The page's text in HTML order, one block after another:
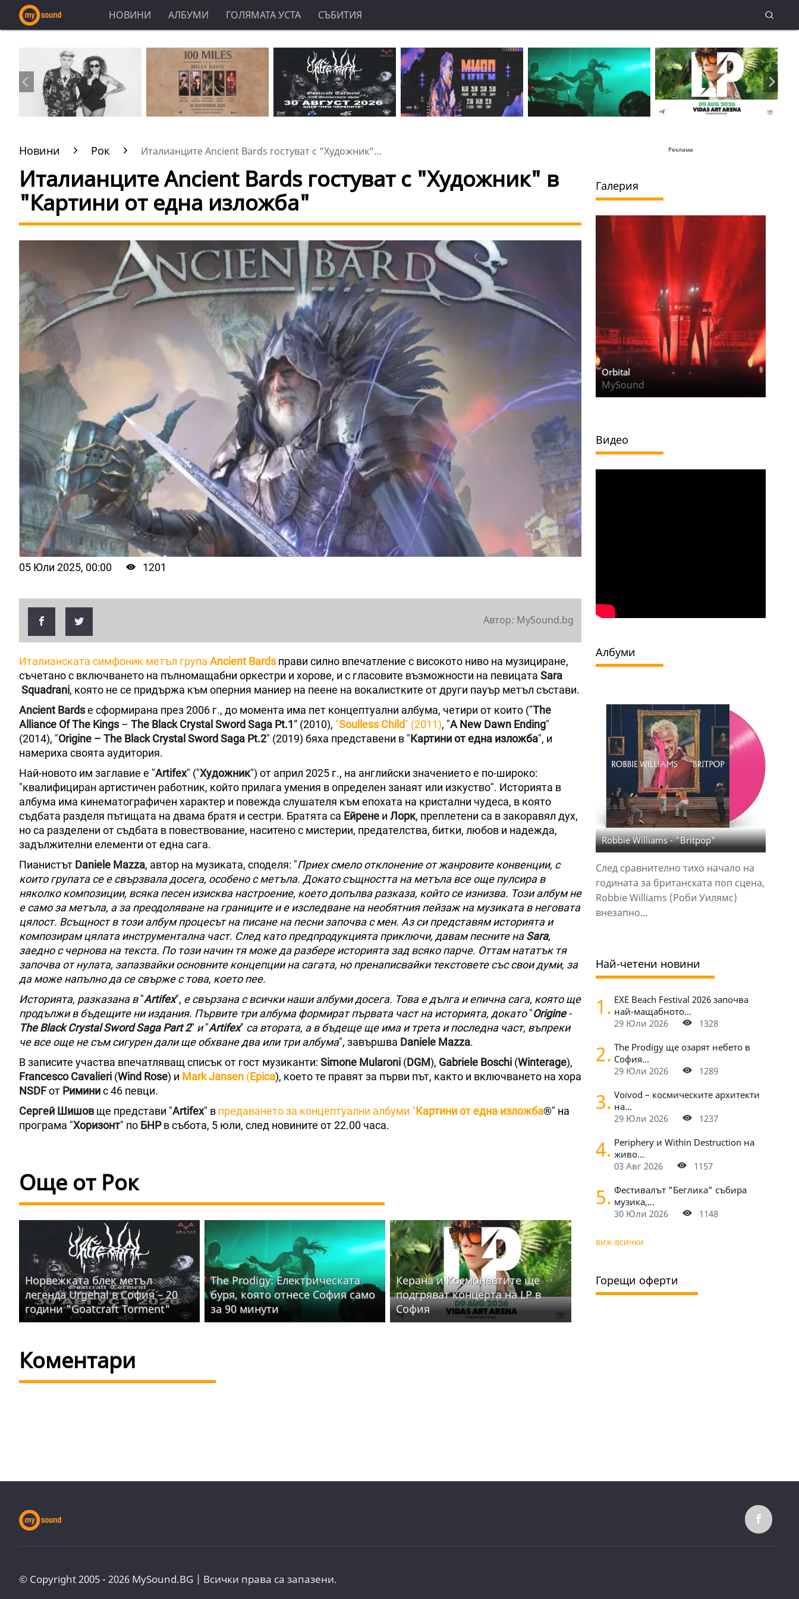
НОВИНИ АЛБУМИ ГОЛЯМАТА УСТА СЪБИТИЯ
Новини Рок Италианците Ancient Bards гостуват с "Художник"...
Италианците Ancient Bards гостуват с "Художник" в
"Картини от една изложба"
05 Юли 2025, 00:00 1201
Автор: MySound.bg
Италианската симфоник метъл група Ancient Bardsправи силно впечатление с високото ниво на музициране,
съчетано с включването на пълномащабни оркестри и хорове, и с гласовите възможности на певицата Sara
Squadrani, която не се придържа към оперния маниер на пеене на вокалистките от други пауър метъл състави.
Ancient Bardsе сформирана през 2006 г., до момента има пет концептуални албума, четири от които ("The
Alliance Оf Тhe Kings – The Black Crystal Sword Saga Pt.1“ (2010), "Soulless Child" (2011), "A New Dawn Ending"
(2014), "Origine – The Black Crystal Sword Saga Pt.2" (2019) бяха представени в "Картини от една изложба", и
намериха своята аудитория.
Най-новото им заглавие е "Artifex" ("Художник") от април 2025 г., на английски значението е по-широко:
"квалифициран артистичен работник, който прилага умения в определен занаят или изкуство". Историята в
албума има кинематографичен характер и повежда слушателя към епохата на кристални чудеса, в която
съдбата разделя пътищата на двама братя и сестри. Братята са Ейрене и Лорк, преплетени са в закоравял дух,
но са разделени от съдбата в повествование, наситено с мистерии, предателства, битки, любов и надежда,
задължителни елементи от една сага.
Пианистът Daniele Mazza, автор на музиката, споделя: "Приех смело отклонение от жанровите конвенции, с
които групата се е свързвала досега, особено с метъла. Докато същността на метъла все още пулсира в
няколко композиции, всяка песен изисква настроение, което допълва разказа, който се изнизва. Този албум не
е само за метъла, а за преодоляване на границите и е изследване на необятния пейзаж на музиката в неговата
цялост. Всъщност в този албум процесът на писане на песни започва с мен. Аз си представям историята и
композирам цялата инструментална част. След като предпродукцията приключи, давам песните наSara,
заедно с чернова на текста. По този начин тя може да разбере историята зад всяко парче. Оттам нататък тя
започва от нулата, запазвайки основните концепции на сагата, но пренаписвайки текстовете със свои думи, за
да може напълно да се свърже с това, което пее.
Историята, разказана в"Artifex", е свързана с всички наши албуми досега. Това е дълга и епична сага, която ще
продължи в бъдещите ни издания. Първите три албума формират първата част на историята, докато"Origine-
The Black Crystal Sword Saga Part 2" и"Artifex" са втората, а в бъдеще ще има и трета и последна част, въпреки
че все още не съм сигурен дали ще обхване два или три албума", завършва Daniele Mazza.
В записите участва впечатляващ списък от гост музиканти: Simone Mularoni (DGM), Gabriele Boschi (Winterage),
Francesco Cavalieri (Wind Rose) и Mark Jansen (Epica), което те правят за първи път, както и включването на хора
NSDFот Риминис 46 певци.
Сергей Шишов ще представи "Artifex" в предаването за концептуални албуми "Картини от една изложба®" на
програма "Хоризонт" по БНРв събота, 5 юли, след новините от 22.00 часа.
Още от Рок
Норвежката блек метъл
легенда Urgehal в София – 20
години "Goatcraft Torment"
The Prodigy: Електрическата
буря, която отнесе София само
за 90 минути
Керана и Космонавтите ще
подгряват концерта на LP в
София
Коментари
Реклама
Галерия
Orbital
MySound
Видео
Албуми
Robbie Williams - "Britpop"
След сравнително тихо начало на
годината за британската поп сцена,
Robbie Williams (Роби Уилямс)
внезапно...
Най-четени новини
1. EXE Beach Festival 2026 започва
най-мащабното...
29 Юли 2026
1328
2. The Prodigy ще озарят небето в
София...
29 Юли 2026
1289
3. Voivod – космическите архитекти
на...
29 Юли 2026
1237
4. Periphery и Within Destruction на
живо...
03 Авг 2026
1157
5. Фестивалът "Беглика" събира
музика,...
30 Юли 2026
1148
виж всички
Горещи оферти
© Copyright 2005 - 2026 MySound.BG | Всички права са запазени.